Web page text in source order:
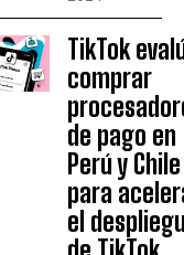
TikTok
comprar
de pago en
Perú y Chile
para
el